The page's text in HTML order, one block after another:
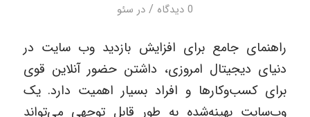
0 دیدگاه / در سئو
راهنمای جامع برای افزایش بازدید وب سایت در
دنیای دیجیتال امروزی، داشتن حضور آنلاین قوی
برای کسب‌وکارها و افراد بسیار اهمیت دارد. یک
وب‌سایت بهینه‌شده به طور قابل توجهی می‌تواند